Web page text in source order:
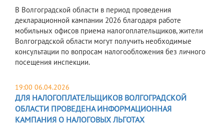
В Волгоградской области в период проведения
декларационной кампании 2026 благодаря работе
мобильных офисов приема налогоплательщиков, жители
Волгоградской области могут получить необходимые
консультации по вопросам налогообложения без личного
посещения инспекции.
19:00 06.04.2026
ДЛЯ НАЛОГОПЛАТЕЛЬЩИКОВ ВОЛГОГРАДСКОЙ
ОБЛАСТИ ПРОВЕДЕНА ИНФОРМАЦИОННАЯ
КАМПАНИЯ О НАЛОГОВЫХ ЛЬГОТАХ